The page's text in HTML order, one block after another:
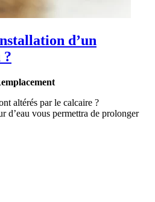
d’un
?
altérés par le calcaire ?
d’eau vous permettra de prolonger